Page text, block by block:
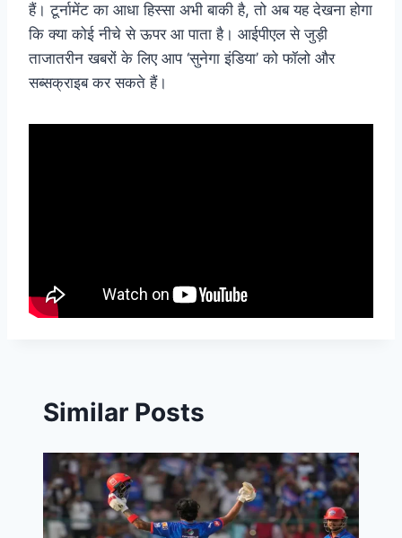
हैं। टूर्नामेंट का आधा हिस्सा अभी बाकी है, तो अब यह देखना होगा
कि क्या कोई नीचे से ऊपर आ पाता है। आईपीएल से जुड़ी
ताजातरीन खबरों के लिए आप ‘सुनेगा इंडिया’ को फॉलो और
सब्सक्राइब कर सकते हैं।
Similar Posts